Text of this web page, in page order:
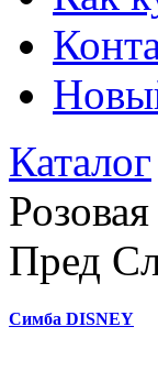
Каталог
Пред
Симба DISNEY